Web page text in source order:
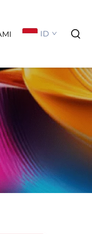
ID